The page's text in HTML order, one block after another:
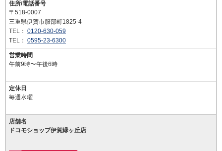
住所/電話番号
〒518-0007
三重県伊賀市服部町1825-4
TEL： 0120-630-059
TEL： 0595-23-6300
営業時間
午前9時〜午後6時
定休日
毎週水曜
店舗名
ドコモショップ伊賀緑ヶ丘店